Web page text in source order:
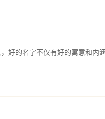
好的名字不仅有好的寓意和内